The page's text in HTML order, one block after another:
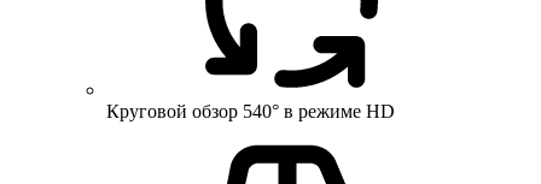
Круговой обзор 540° в режиме HD